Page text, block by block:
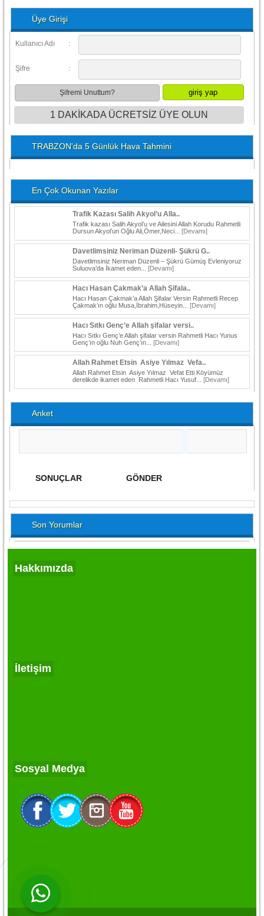
Üye Girişi
Kullanıcı Adı :
Şifre :
Şifremi Unuttum?
1 DAKİKADA ÜCRETSİZ ÜYE OLUN
TRABZON'da 5 Günlük Hava Tahmini
En Çok Okunan Yazılar
Trafik Kazası Salih Akyol’u Alla..
Trafik kazası Salih Akyol’u ve Ailesini Allah Korudu Rahmetli
Dursun Akyol’un Oğlu Ali,Ömer,Neci...[Devamı]
Davetlimsiniz Neriman Düzenli- Şükrü G..
Davetlimsiniz Neriman Düzenli – Şükrü Gümüş Evleniyoruz
Suluova’da İkamet eden...[Devamı]
Hacı Hasan Çakmak’a Allah Şifala..
Hacı Hasan Çakmak’a Allah Şifalar Versin Rahmetli Recep
Çakmak’ın oğlu Musa,İbrahim,Hüseyin...[Devamı]
Hacı Sıtkı Genç’e Allah şifalar versi..
Hacı Sıtkı Genç’e Allah şifalar versin Rahmetli Hacı Yunus
Genç’ın oğlu Nuh Genç’ın...[Devamı]
Allah Rahmet Etsin Asiye Yılmaz Vefa..
Allah Rahmet Etsin Asiye Yılmaz Vefat Etti Köyümüz
derelikde ikamet eden Rahmetli Hacı Yusuf...[Devamı]
Anket
Son Yorumlar
Hakkımızda
İletişim
Sosyal Medya